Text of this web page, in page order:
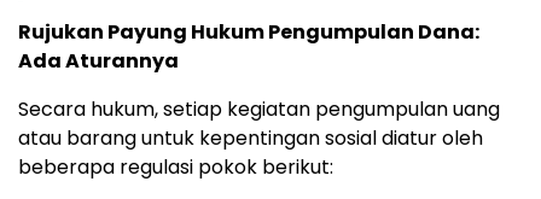
Rujukan Payung Hukum Pengumpulan Dana:
Ada Aturannya
Secara hukum, setiap kegiatan pengumpulan uang
atau barang untuk kepentingan sosial diatur oleh
beberapa regulasi pokok berikut: